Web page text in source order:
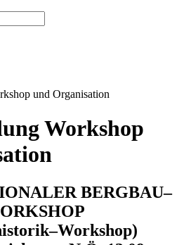
und Organisation
Workshop
BERGBAU–